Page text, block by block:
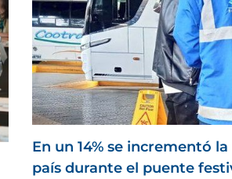
En un 14% se incrementó
país durante el puente